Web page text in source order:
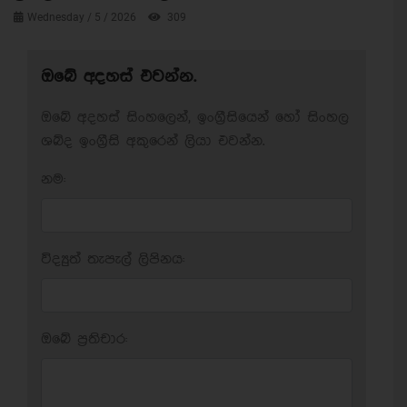
Wednesday / 5 / 2026 309
ඔබේ අදහස් එවන්න.